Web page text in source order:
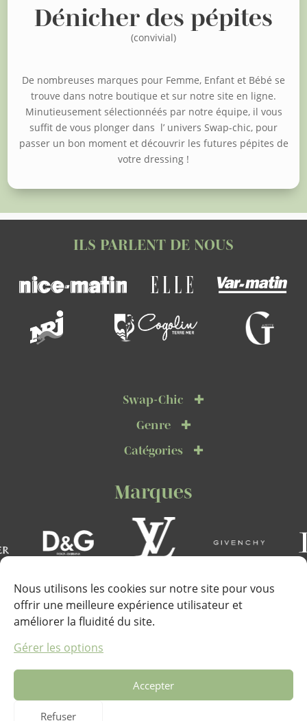
Nous utilisons les cookies sur notre site pour vous
offrir une meilleure expérience utilisateur et
améliorer la fluidité du site.
Gérer les options
Accepter
Refuser
Dénicher des pépites
(convivial)
De nombreuses marques pour Femme, Enfant et Bébé se
trouve dans notre boutique et sur notre site en ligne.
Minutieusement sélectionnéés par notre équipe, il vous
suffit de vous plonger dans l’ univers Swap-chic, pour
passer un bon moment et découvrir les futures pépites de
votre dressing !
ILS PARLENT DE NOUS
Swap-Chic
Genre
Catégories
Marques
Adresse :
Marines de Cogolin, Quai de la Galiote, 83310 Cogolin